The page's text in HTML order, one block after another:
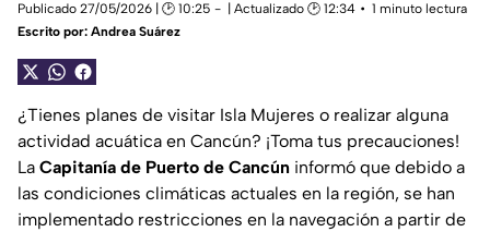
Publicado 27/05/2026 | 🕑 10:25 | Actualizado 🕑 12:34
1 minuto lectura
Escrito por: Andrea Suárez
¿Tienes planes de visitar Isla Mujeres o realizar alguna
actividad acuática en Cancún? ¡Toma tus precauciones!
La Capitanía de Puerto de Cancún informó que debido a
las condiciones climáticas actuales en la región, se han
implementado restricciones en la navegación a partir de